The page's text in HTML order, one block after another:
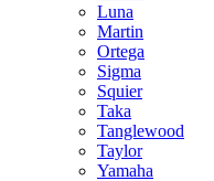
Luna
Martin
Ortega
Sigma
Squier
Taka
Tanglewood
Taylor
Yamaha